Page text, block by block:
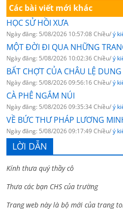
Các bài viết mới khác
HỌC SỬ HỒI XƯA
Ngày đăng: 5/08/2026 10:57:08 Chiều/ý
MỘT ĐỜI ĐI QUA NHỮNG
Ngày đăng: 5/08/2026 10:02:36 Chiều/ý
BẤT CHỢT CỦA CHÂU LỆ DUNG
Ngày đăng: 5/08/2026 09:56:16 Chiều/ý
CÀ PHÊ NGẮM NÚI
Ngày đăng: 5/08/2026 09:35:34 Chiều/ý
VỀ BỨC THƯ PHÁP LƯƠNG
Ngày đăng: 5/08/2026 09:17:49 Chiều/ý
LỜI DẪN
Kính thưa quý thầy cô
Thưa các bạn CHS của trường
Trang web này là bộ mới của trang